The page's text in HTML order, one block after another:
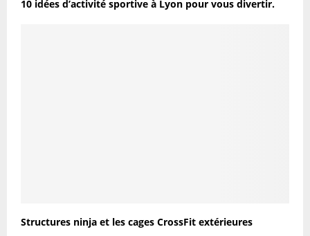
10 idées d’activité sportive à Lyon pour vous divertir.
Structures ninja et les cages CrossFit extérieures